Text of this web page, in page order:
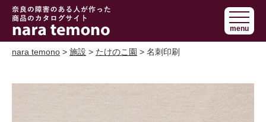
奈良で障害の
ある人の手作
り商品 nara
menu
nara temono > 施設 > たけのこ園 > 名刺印刷